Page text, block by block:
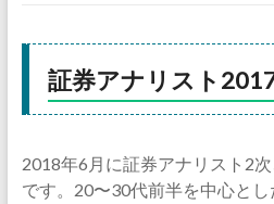
証券アナリスト
2018年6月に証券アナリスト2
です。20〜30代前半を中心と